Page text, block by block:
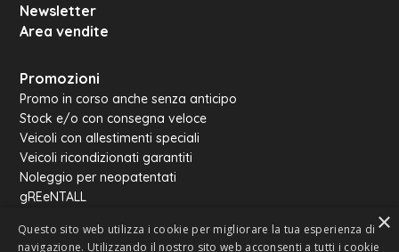
Newsletter
Area vendite
Promozioni
Promo in corso anche senza anticipo
Stock e/o con consegna veloce
Veicoli con allestimenti speciali
Veicoli ricondizionati garantiti
Noleggio per neopatentati
gREeNTALL
Noleggio omologati autocarro
×
Questo sito web utilizza i cookie per migliorare la tua esperienza di
navigazione. Utilizzando il nostro sito web acconsenti a tutti i cookie